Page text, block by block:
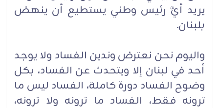
يريد أيَّ رئيس وطني يستطيع أن ينهض
بلبنان.
واليوم نحن نعترض وندين الفساد ولا يوجد
أحد في لبنان إلا ويتحدث عن الفساد، بكل
وضوح الفساد دورة كاملة، الفساد ليس ما
ترونه فقط، الفساد ما ترونه ولا ترونه،